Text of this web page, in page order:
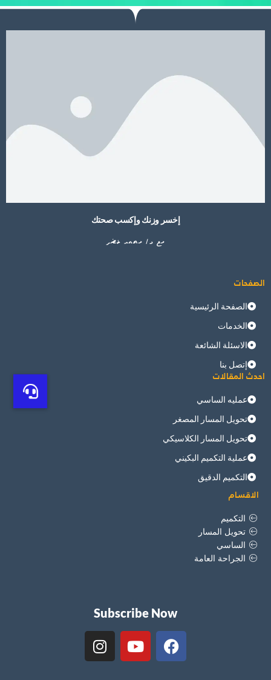
إخسر وزنك وإكسب صحتك
مع د/ محمد خضر
الصفحات
الصفحة الرئيسية
الخدمات
الاسئلة الشائعة
إتصل بنا
احدث المقالات
عمليه الساسي
تحويل المسار المصغر
تحويل المسار الكلاسيكي
عملية التكميم البكيني
التكميم الدقيق
الاقسام
التكميم
تحويل المسار
الساسي
الجراحة العامة
Subscribe Now
F
a
Y
o
I
n